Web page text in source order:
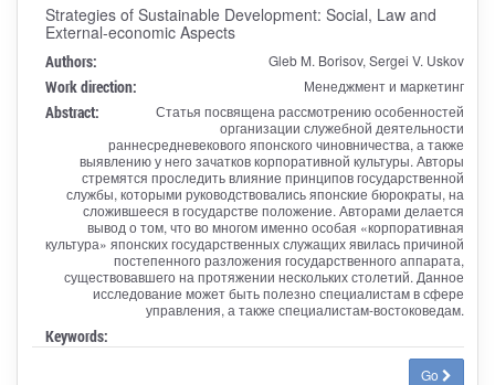
Strategies of Sustainable Development: Social, Law and
External-economic Aspects
Authors: Gleb M. Borisov, Sergei V. Uskov
Work direction: Менеджмент и маркетинг
Abstract:
Статья посвящена рассмотрению особенностей
организации служебной деятельности
раннесредневекового японского чиновничества, а также
выявлению у него зачатков корпоративной культуры. Авторы
стремятся проследить влияние принципов государственной
службы, которыми руководствовались японские бюрократы, на
сложившееся в государстве положение. Авторами делается
вывод о том, что во многом именно особая «корпоративная
культура» японских государственных служащих явилась причиной
постепенного разложения государственного аппарата,
существовавшего на протяжении нескольких столетий. Данное
исследование может быть полезно специалистам в сфере
управления, а также специалистам-востоковедам.
Keywords:
Go